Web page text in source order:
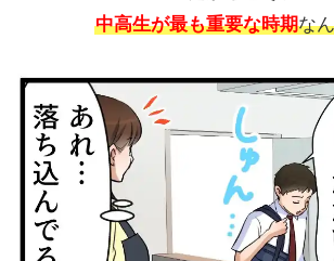
中高生が最も重要な時期な